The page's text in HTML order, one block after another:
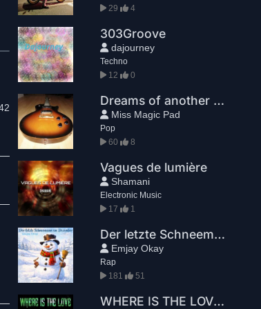
29
4
303Groove
dajourney
Techno
12
0
Dreams of another World
Miss Magic Pad
Pop
60
8
Vagues de lumière
Shamani
Electronic Music
17
1
Der letzte Schneemann im Dezember
Emjay Okay
Rap
181
51
WHERE IS THE LOVE-Cut Edit